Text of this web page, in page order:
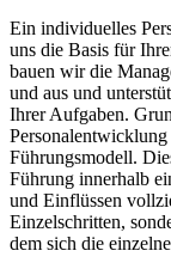
Ein individuelles
uns die Basis für
bauen wir die
und aus und
Ihrer Aufgaben.
Führungsmodell.
Führung innerhalb
und Einflüssen
Einzelschritten,
dem sich die